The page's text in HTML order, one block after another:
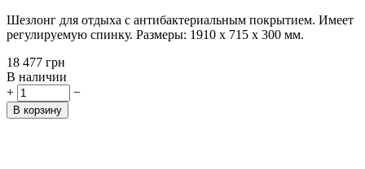
Шезлонг для отдыха с антибактериальным покрытием. Имеет
регулируемую спинку. Размеры: 1910 х 715 х 300 мм.
‍18 477‍ грн
В наличии
+
−
В корзину